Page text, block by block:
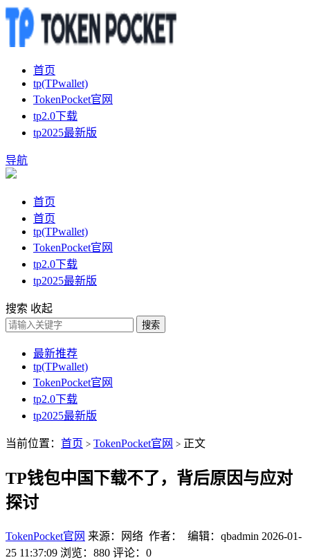
首页
tp(TPwallet)
TokenPocket官网
tp2.0下载
tp2025最新版
导航
首页
首页
tp(TPwallet)
TokenPocket官网
tp2.0下载
tp2025最新版
搜索 收起
搜索
最新推荐
tp(TPwallet)
TokenPocket官网
tp2.0下载
tp2025最新版
当前位置： 首页 > TokenPocket官网 > 正文
TP钱包中国下载不了，背后原因与应对
探讨
TokenPocket官网 来源：网络 作者： 编辑：qbadmin 2026-01-
25 11:37:09 浏览：880 评论：0